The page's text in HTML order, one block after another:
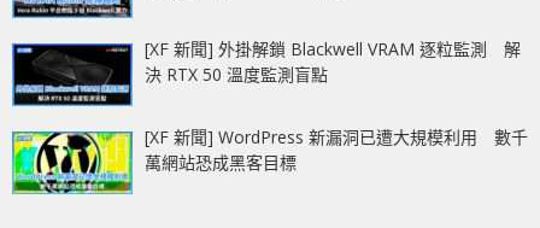
[XF 新聞] 外掛解鎖 Blackwell VRAM 逐粒監測 解
決 RTX 50 溫度監測盲點
[XF 新聞] WordPress 新漏洞已遭大規模利用 數千
萬網站恐成黑客目標